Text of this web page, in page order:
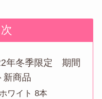
年冬季限定 期間
商品
ワイト 8本